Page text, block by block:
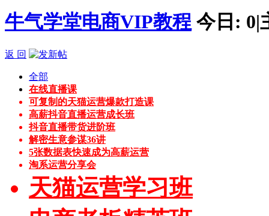
牛气学堂电商VIP教程 今日: 0|
返 回
全部
在线直播课
可复制的天猫运营爆款打造课
高薪抖音直播运营成长班
抖音直播带货进阶班
解密生意参谋36讲
5张数据表快速成为高薪运营
淘系运营分享会
天猫运营学习班